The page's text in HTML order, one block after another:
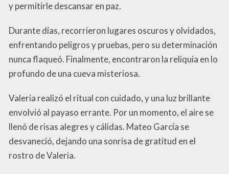
y permitirle descansar en paz.
Durante días, recorrieron lugares oscuros y olvidados,
enfrentando peligros y pruebas, pero su determinación
nunca flaqueó. Finalmente, encontraron la reliquia en lo
profundo de una cueva misteriosa.
Valeria realizó el ritual con cuidado, y una luz brillante
envolvió al payaso errante. Por un momento, el aire se
llenó de risas alegres y cálidas. Mateo García se
desvaneció, dejando una sonrisa de gratitud en el
rostro de Valeria.